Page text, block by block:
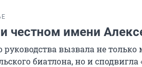
честном имени
руководства вызвала не только
биатлона, но и